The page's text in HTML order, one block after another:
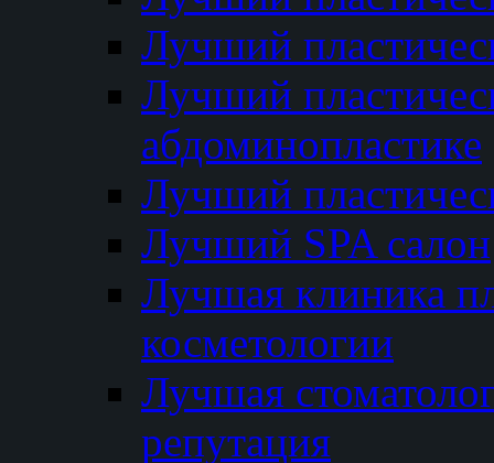
Лучший
Лучший
абдоминопластике
Лучший
Лучший SPA салон
Лучшая клиника
косметологии
Лучшая
репутация